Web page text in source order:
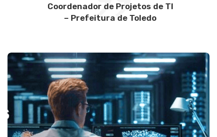
Coordenador de Projetos de TI
– Prefeitura de Toledo